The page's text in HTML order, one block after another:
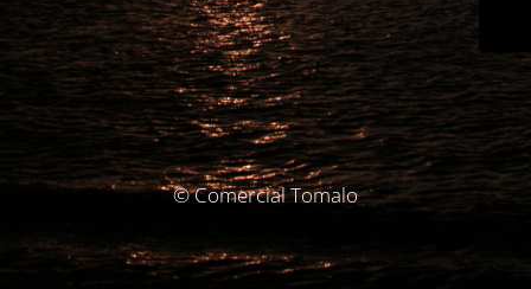
© Comercial Tomalo